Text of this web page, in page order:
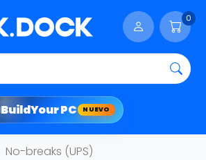
0
BuildYour PC NUEVO
No-breaks (UPS)